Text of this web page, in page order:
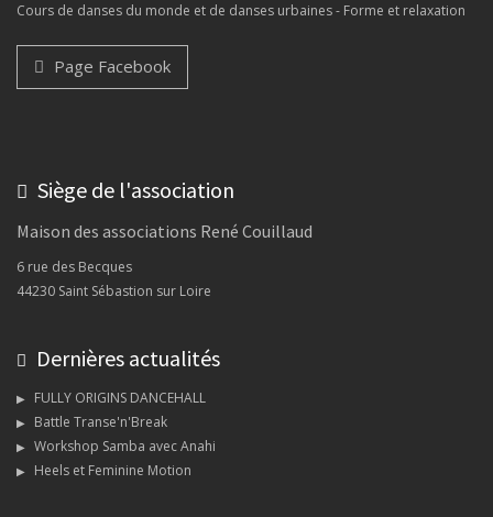
Cours de danses du monde et de danses urbaines - Forme et relaxation
Page Facebook
Siège de l'association
Maison des associations René Couillaud
6 rue des Becques
44230 Saint Sébastion sur Loire
Dernières actualités
FULLY ORIGINS DANCEHALL
Battle Transe'n'Break
Workshop Samba avec Anahi
Heels et Feminine Motion